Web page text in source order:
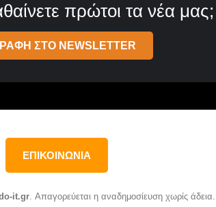
πρώτοι τα νέα μας;
ΣΤΟ NEWSLETTER
ΕΠΙΚΟΙΝΩΝΙΑ
it.gr. Απαγορεύεται η αναδημοσίευση χωρίς άδεια.